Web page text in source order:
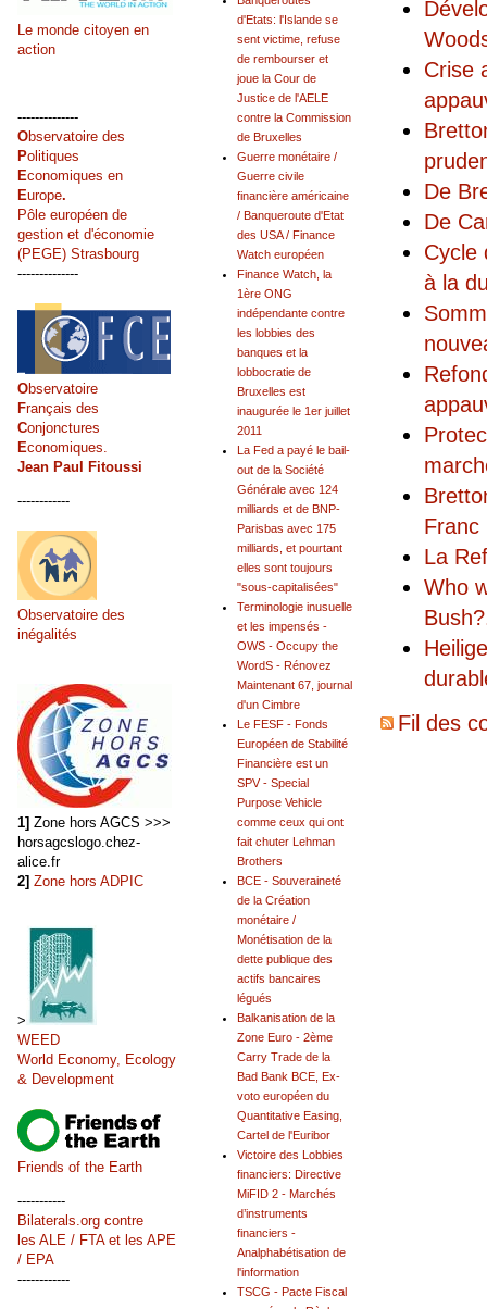
Crise
De
De
Cycle
à la
Franc
La
Who
Bush?
Fil des
d'Etats: l'Islande se
sent victime, refuse
de rembourser et
joue la Cour de
Justice de l'AELE
contre la Commission
de Bruxelles
Guerre monétaire /
Guerre civile
financière américaine
/ Banqueroute d'Etat
des USA / Finance
Watch européen
Finance Watch, la
1ère ONG
indépendante contre
les lobbies des
banques et la
lobbocratie de
Bruxelles est
inaugurée le 1er juillet
2011
La Fed a payé le bail-
out de la Société
Générale avec 124
milliards et de BNP-
Parisbas avec 175
milliards, et pourtant
elles sont toujours
"sous-capitalisées"
Terminologie inusuelle
et les impensés -
OWS - Occupy the
WordS - Rénovez
Maintenant 67, journal
d'un Cimbre
Le FESF - Fonds
Européen de Stabilité
Financière est un
SPV - Special
Purpose Vehicle
comme ceux qui ont
fait chuter Lehman
Brothers
BCE - Souveraineté
de la Création
monétaire /
Monétisation de la
dette publique des
actifs bancaires
légués
Balkanisation de la
Zone Euro - 2ème
Carry Trade de la
Bad Bank BCE, Ex-
voto européen du
Quantitative Easing,
Cartel de l'Euribor
Victoire des Lobbies
financiers: Directive
MiFID 2 - Marchés
d’instruments
financiers -
Analphabétisation de
l'information
TSCG - Pacte Fiscal
Le monde citoyen en
action
--------------
Observatoire des
Politiques
Economiques en
Europe.
Pôle européen de
gestion et d'économie
(PEGE) Strasbourg
--------------
Observatoire
Français des
Conjonctures
Economiques.
Jean Paul Fitoussi
------------
Observatoire des
inégalités
1] Zone hors AGCS >>>
horsagcslogo.chez-
alice.fr
2] Zone hors ADPIC
>
WEED
World Economy, Ecology
& Development
Friends of the Earth
-----------
Bilaterals.org contre
les ALE / FTA et les APE
/ EPA
------------